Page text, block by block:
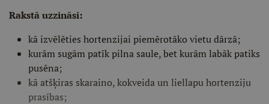
Rakstā uzzināsi:
kā izvēlēties hortenzijai piemērotāko vietu dārzā;
kurām sugām patīk pilna saule, bet kurām labāk patiks
pusēna;
kā atšķiras skaraino, kokveida un liellapu hortenziju
prasības;